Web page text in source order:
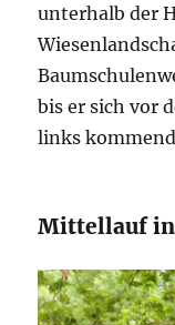
unterhalb der
bis er sich vor
links
Mittellauf